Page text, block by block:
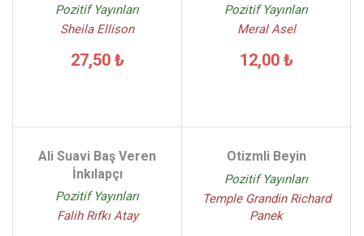
Pozitif Yayınları
Sheila Ellison
27,50 ₺
Pozitif Yayınları
Meral Asel
12,00 ₺
Ali Suavi Baş Veren
İnkılapçı
Pozitif Yayınları
Falih Rıfkı Atay
Otizmli Beyin
Pozitif Yayınları
Temple Grandin Richard
Panek